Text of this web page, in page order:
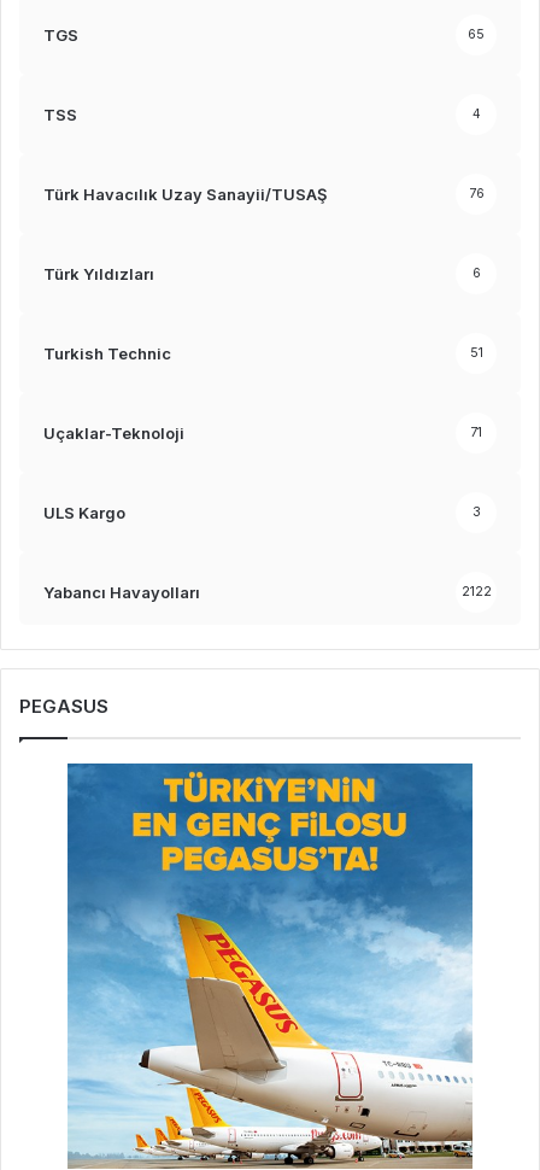
TGS 65
TSS 4
Türk Havacılık Uzay Sanayii/TUSAŞ 76
Türk Yıldızları 6
Turkish Technic 51
Uçaklar-Teknoloji 71
ULS Kargo 3
Yabancı Havayolları 2122
PEGASUS